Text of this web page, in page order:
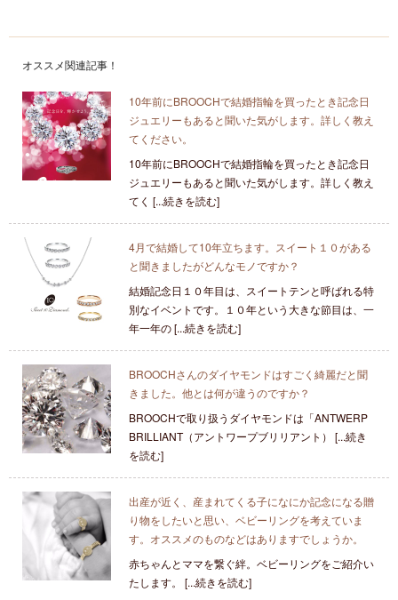
オススメ関連記事！
10年前にBROOCHで結婚指輪を買ったとき記念日
ジュエリーもあると聞いた気がします。詳しく教え
てください。
10年前にBROOCHで結婚指輪を買ったとき記念日
ジュエリーもあると聞いた気がします。詳しく教え
てく [...続きを読む]
4月で結婚して10年立ちます。スイート１０がある
と聞きましたがどんなモノですか？
結婚記念日１０年目は、スイートテンと呼ばれる特
別なイベントです。１０年という大きな節目は、一
年一年の [...続きを読む]
BROOCHさんのダイヤモンドはすごく綺麗だと聞
きました。他とは何が違うのですか？
BROOCHで取り扱うダイヤモンドは「ANTWERP
BRILLIANT（アントワープブリリアント） [...続き
を読む]
出産が近く、産まれてくる子になにか記念になる贈
り物をしたいと思い、ベビーリングを考えていま
す。オススメのものなどはありますでしょうか。
赤ちゃんとママを繋ぐ絆。ベビーリングをご紹介い
たします。 [...続きを読む]